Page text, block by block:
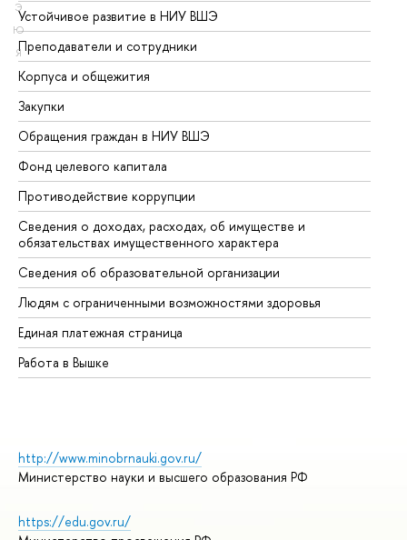
Э
Ю
Я
Устойчивое развитие в НИУ ВШЭ
Преподаватели и сотрудники
Корпуса и общежития
Закупки
Обращения граждан в НИУ ВШЭ
Фонд целевого капитала
Противодействие коррупции
Сведения о доходах, расходах, об имуществе и
обязательствах имущественного характера
Сведения об образовательной организации
Людям с ограниченными возможностями здоровья
Единая платежная страница
Работа в Вышке
http://www.minobrnauki.gov.ru/
Министерство науки и высшего образования РФ
https://edu.gov.ru/